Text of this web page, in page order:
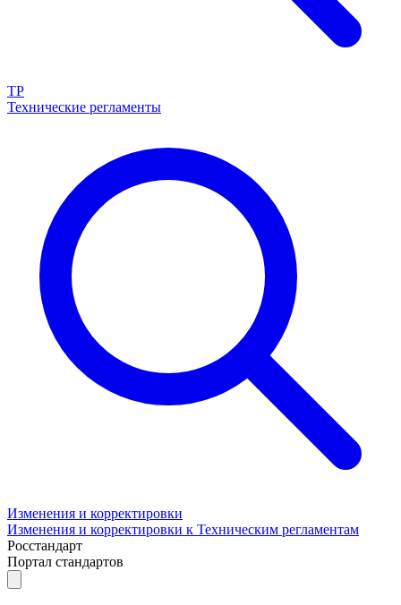
ТР
Технические регламенты
Изменения и корректировки
Изменения и корректировки к Техническим регламентам
Росстандарт
Портал стандартов